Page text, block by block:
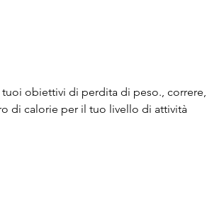
di calorie per il tuo livello di attività